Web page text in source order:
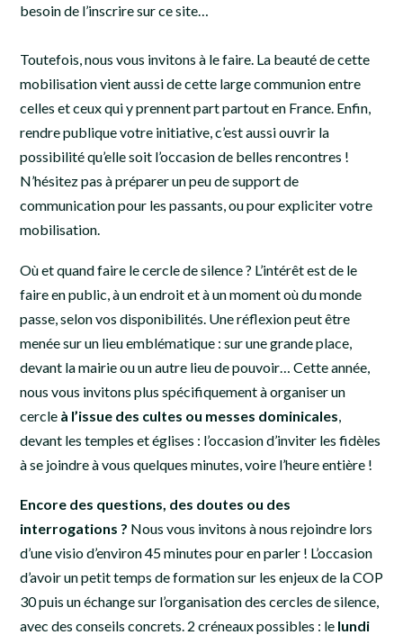
besoin de l’inscrire sur ce site…
Toutefois, nous vous invitons à le faire. La beauté de cette
mobilisation vient aussi de cette large communion entre
celles et ceux qui y prennent part partout en France. Enfin,
rendre publique votre initiative, c’est aussi ouvrir la
possibilité qu’elle soit l’occasion de belles rencontres !
N’hésitez pas à préparer un peu de support de
communication pour les passants, ou pour expliciter votre
mobilisation.
Où et quand faire le cercle de silence ? L’intérêt est de le
faire en public, à un endroit et à un moment où du monde
passe, selon vos disponibilités. Une réflexion peut être
menée sur un lieu emblématique : sur une grande place,
devant la mairie ou un autre lieu de pouvoir… Cette année,
nous vous invitons plus spécifiquement à organiser un
cercle à l’issue des cultes ou messes dominicales
devant les temples et églises : l’occasion d’inviter les fidèles
à se joindre à vous quelques minutes, voire l’heure entière !
Encore des questions, des doutes ou des
interrogations ? Nous vous invitons à nous rejoindre lors
d’une visio d’environ 45 minutes pour en parler ! L’occasion
d’avoir un petit temps de formation sur les enjeux de la COP
30 puis un échange sur l’organisation des cercles de silence,
avec des conseils concrets. 2 créneaux possibles : le lundi